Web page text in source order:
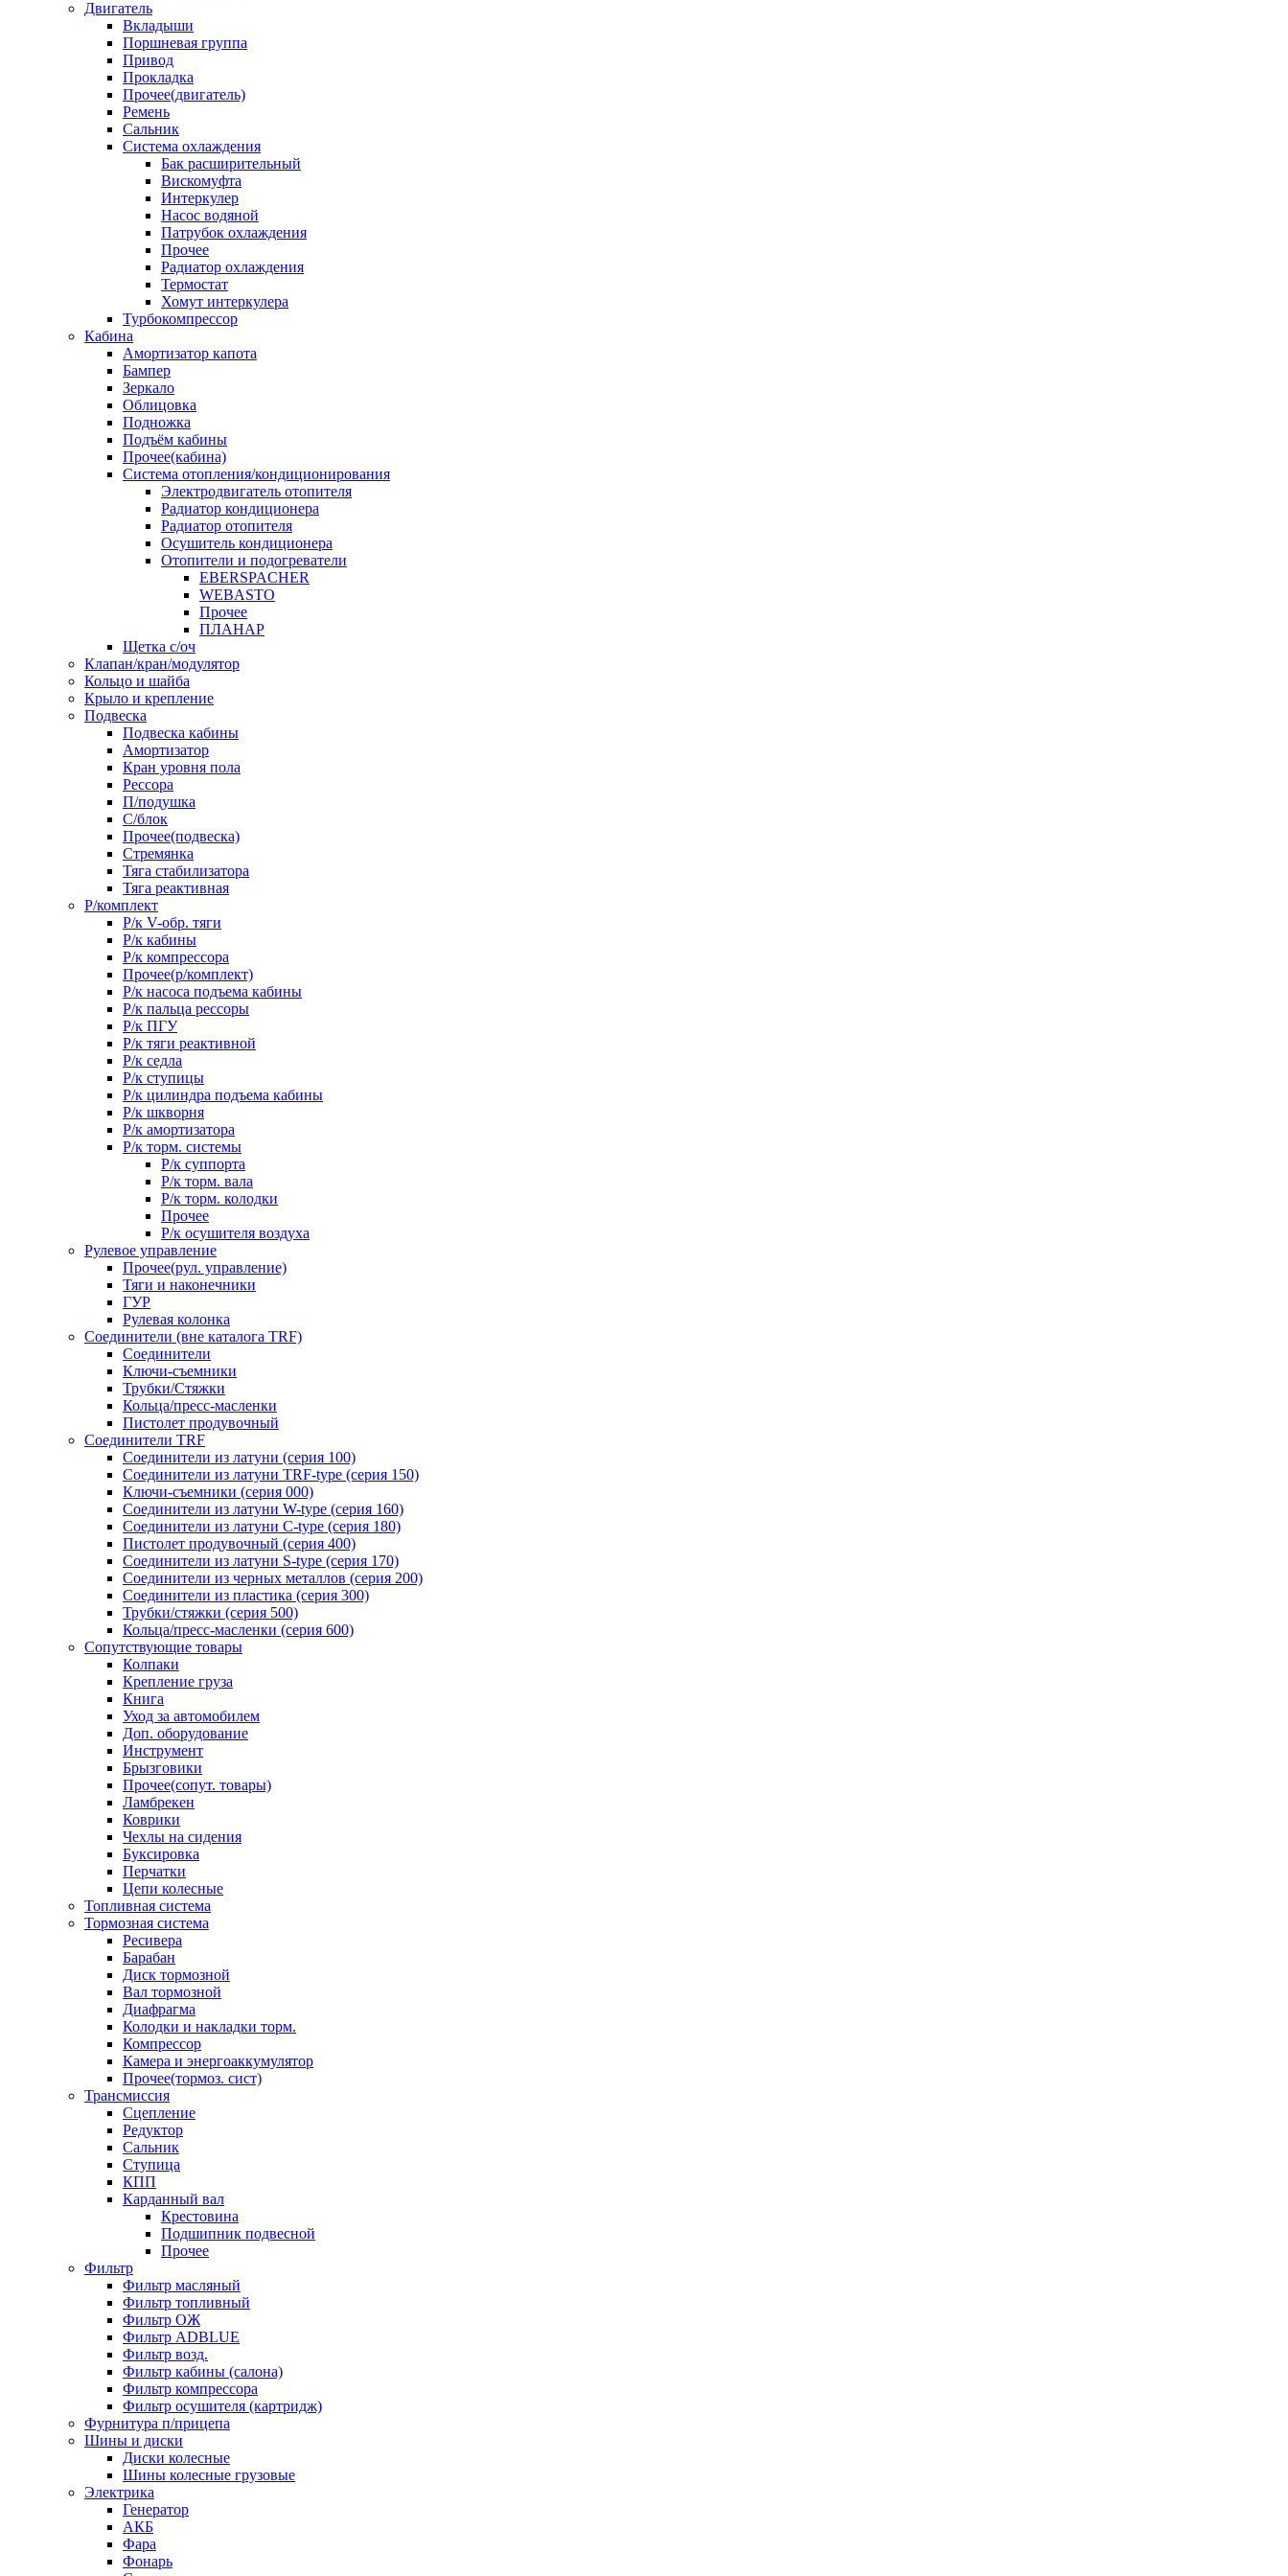
Двигатель
Вкладыши
Поршневая группа
Привод
Прокладка
Прочее(двигатель)
Ремень
Сальник
Система охлаждения
Бак расширительный
Вискомуфта
Интеркулер
Насос водяной
Патрубок охлаждения
Прочее
Радиатор охлаждения
Термостат
Хомут интеркулера
Турбокомпрессор
Кабина
Амортизатор капота
Бампер
Зеркало
Облицовка
Подножка
Подъём кабины
Прочее(кабина)
Система отопления/кондиционирования
Электродвигатель отопителя
Радиатор кондиционера
Радиатор отопителя
Осушитель кондиционера
Отопители и подогреватели
EBERSPACHER
WEBASTO
Прочее
ПЛАНАР
Щетка с/оч
Клапан/кран/модулятор
Кольцо и шайба
Крыло и крепление
Подвеска
Подвеска кабины
Амортизатор
Кран уровня пола
Рессора
П/подушка
С/блок
Прочее(подвеска)
Стремянка
Тяга стабилизатора
Тяга реактивная
Р/комплект
Р/к V-обр. тяги
Р/к кабины
Р/к компрессора
Прочее(р/комплект)
Р/к насоса подъема кабины
Р/к пальца рессоры
Р/к ПГУ
Р/к тяги реактивной
Р/к седла
Р/к ступицы
Р/к цилиндра подъема кабины
Р/к шкворня
Р/к амортизатора
Р/к торм. системы
Р/к суппорта
Р/к торм. вала
Р/к торм. колодки
Прочее
Р/к осушителя воздуха
Рулевое управление
Прочее(рул. управление)
Тяги и наконечники
ГУР
Рулевая колонка
Соединители (вне каталога TRF)
Соединители
Ключи-cъемники
Трубки/Стяжки
Кольца/пресс-масленки
Пистолет продувочный
Соединители TRF
Соединители из латуни (серия 100)
Соединители из латуни TRF-type (серия 150)
Ключи-съемники (серия 000)
Соединители из латуни W-type (серия 160)
Соединители из латуни С-type (серия 180)
Пистолет продувочный (серия 400)
Соединители из латуни S-type (серия 170)
Соединители из черных металлов (серия 200)
Соединители из пластика (серия 300)
Трубки/стяжки (серия 500)
Кольца/пресс-масленки (серия 600)
Сопутствующие товары
Колпаки
Крепление груза
Книга
Уход за автомобилем
Доп. оборудование
Инструмент
Брызговики
Прочее(сопут. товары)
Ламбрекен
Коврики
Чехлы на сидения
Буксировка
Перчатки
Цепи колесные
Топливная система
Тормозная система
Ресивера
Барабан
Диск тормозной
Вал тормозной
Диафрагма
Колодки и накладки торм.
Компрессор
Камера и энергоаккумулятор
Прочее(тормоз. сист)
Трансмиссия
Сцепление
Редуктор
Сальник
Ступица
КПП
Карданный вал
Крестовина
Подшипник подвесной
Прочее
Фильтр
Фильтр масляный
Фильтр топливный
Фильтр ОЖ
Фильтр ADBLUE
Фильтр возд.
Фильтр кабины (салона)
Фильтр компрессора
Фильтр осушителя (картридж)
Фурнитура п/прицепа
Шины и диски
Диски колесные
Шины колесные грузовые
Электрика
Генератор
АКБ
Фара
Фонарь